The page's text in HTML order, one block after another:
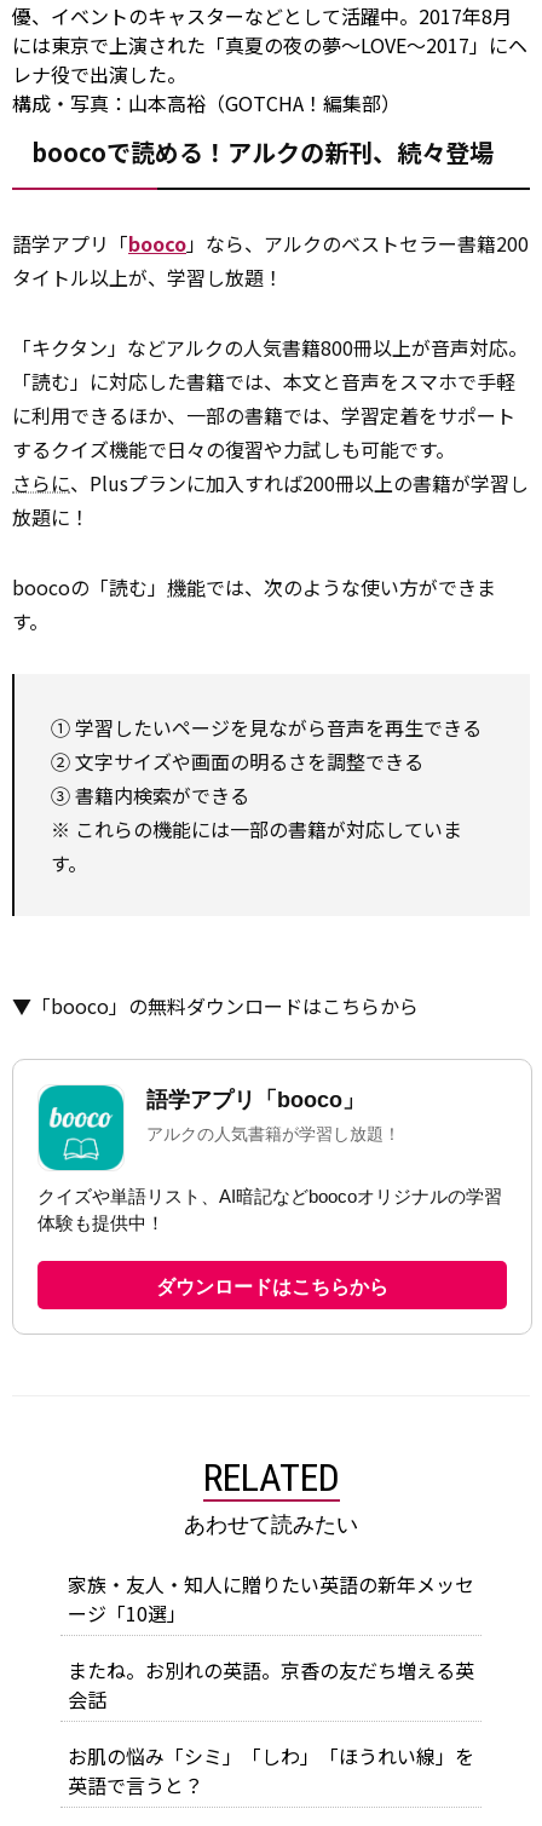
優、イベントのキャスターなどとして活躍中。2017年8月
には東京で上演された「真夏の夜の夢～LOVE～2017」にヘ
レナ役で出演した。
構成・写真：山本高裕（GOTCHA！編集部）
boocoで読める！アルクの新刊、続々登場
語学アプリ「booco」なら、アルクのベストセラー書籍200
タイトル以上が、学習し放題！
「キクタン」などアルクの人気書籍800冊以上が音声対応。
「読む」に対応した書籍では、本文と音声をスマホで手軽
に利用できるほか、一部の書籍では、学習定着をサポート
するクイズ機能で日々の復習や力試しも可能です。
さらに、Plusプランに加入すれば200冊以上の書籍が学習し
放題に！
boocoの「読む」 機能では、次のような使い方ができま
す。
① 学習したいページを見ながら音声を再生できる
② 文字サイズや画面の明るさを調整できる
③ 書籍内検索ができる
※ これらの機能には一部の書籍が対応していま
す。
▼「booco」の無料ダウンロードはこちらから
RELATED
あわせて読みたい
家族・友人・知人に贈りたい英語の新年メッセ
ージ「10選」
またね。お別れの英語。京香の友だち増える英
会話
お肌の悩み「シミ」「しわ」「ほうれい線」を
英語で言うと？